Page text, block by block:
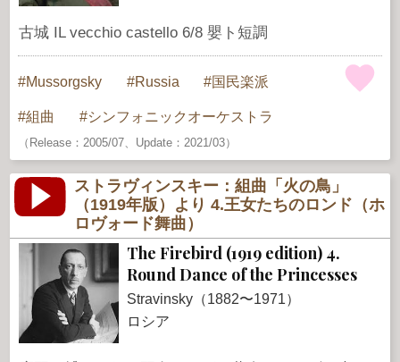
古城 IL vecchio castello 6/8 嬰ト短調
Mussorgsky Russia 国民楽派
組曲 シンフォニックオーケストラ
（Release：2005/07、Update：2021/03）
ストラヴィンスキー：組曲「火の鳥」
（1919年版）より 4.王女たちのロンド（ホ
ロヴォード舞曲）
The Firebird (1919 edition) 4.
Round Dance of the Princesses
Stravinsky（1882〜1971）
ロシア